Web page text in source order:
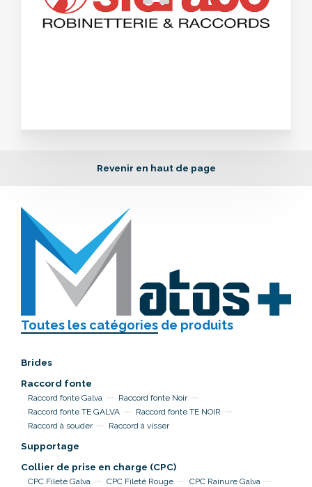
Revenir en haut de page
Toutes les catégories de produits
Brides
Raccord fonte
Raccord fonte Galva
Raccord fonte Noir
Raccord fonte TE GALVA
Raccord fonte TE NOIR
Raccord à souder
Raccord à visser
Supportage
Collier de prise en charge (CPC)
CPC Fileté Galva CPC Fileté Rouge
CPC Rainure Galva